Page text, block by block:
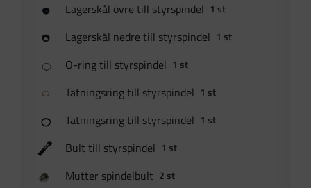
Lagerskål övre till styrspindel 1 st
Lagerskål nedre till styrspindel 1 st
O-ring till styrspindel 1 st
Tätningsring till styrspindel 1 st
Tätningsring till styrspindel 1 st
Bult till styrspindel 1 st
Mutter spindelbult 2 st